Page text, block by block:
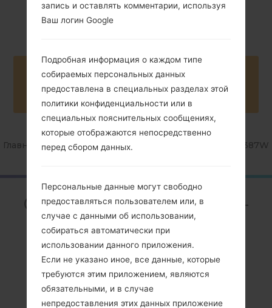
Android Q 10
Сентябрь, 2017
Buy accessories on Amazon
Главная →Серия →Galaxy Tab A 8.0 SamsungSM-T387W
ОбзорSamsung SM-
T387WGalaxy Tab A
8.0
запись и оставлять комментарии, используя
Ваш логин Google
Подробная информация о каждом типе
собираемых персональных данных
предоставлена в специальных разделах этой
политики конфиденциальности или в
специальных пояснительных сообщениях,
которые отображаются непосредственно
перед сбором данных.
Персональные данные могут свободно
предоставляться пользователем или, в
случае с данными об использовании,
собираться автоматически при
использовании данного приложения.
Если не указано иное, все данные, которые
требуются этим приложением, являются
обязательными, и в случае
непредоставления этих данных приложение